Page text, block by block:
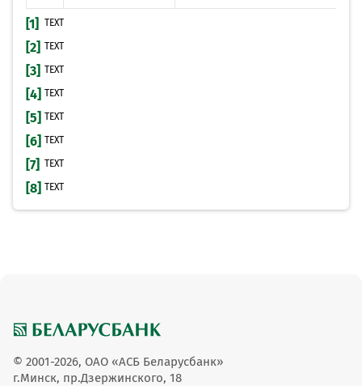
[1] TEXT
[2] TEXT
[3] TEXT
[4] TEXT
[5] TEXT
[6] TEXT
[7] TEXT
[8] TEXT
© 2001-2026, ОАО «АСБ Беларусбанк»
г.Минск, пр.Дзержинского, 18